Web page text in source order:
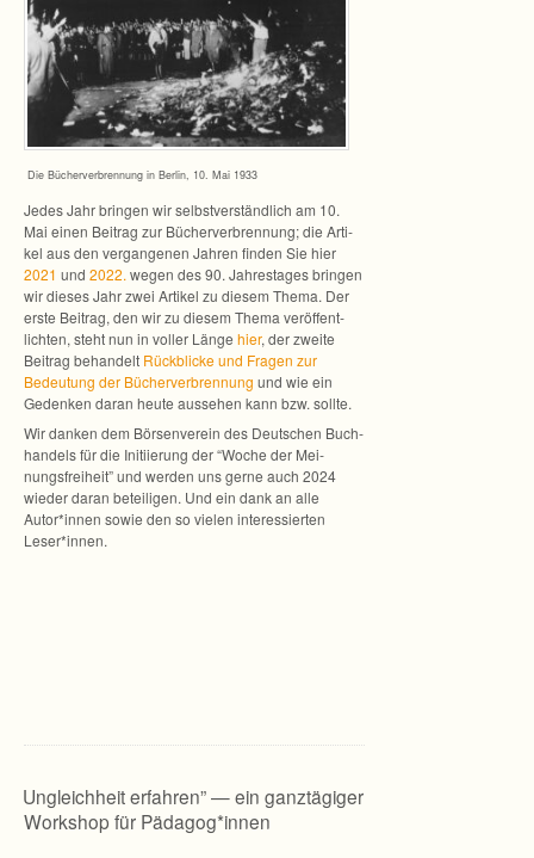
Die Bücher­ver­bren­nung in Ber­lin, 10. Mai 1933
Jedes Jahr brin­gen wir selbst­ver­ständ­lich am 10.
Mai einen Bei­trag zur Bücher­ver­bren­nung; die Arti­
kel aus den ver­gan­ge­nen Jah­ren fin­den Sie hier
2021 und 2022. wegen des 90. Jah­res­ta­ges brin­gen
wir die­ses Jahr zwei Arti­kel zu die­sem Thema. Der
erste Bei­trag, den wir zu die­sem Thema ver­öf­fent­
lich­ten, steht nun in vol­ler Länge hier, der zweite
Bei­trag behan­delt Rück­bli­cke und Fra­gen zur
Bedeu­tung der Bücher­ver­bren­nung und wie ein
Geden­ken daran heute aus­se­hen kann bzw. sollte.
Wir dan­ken dem Bör­sen­ver­ein des Deut­schen Buch­
han­dels für die Initi­ie­rung der “Woche der Mei­
nungs­frei­heit” und wer­den uns gerne auch 2024
wie­der daran betei­li­gen. Und ein dank an alle
Autor*innen sowie den so vie­len inter­es­sier­ten
Leser*innen.
Ungleichheit erfahren” — ein ganztägiger
Workshop für Pädagog*innen